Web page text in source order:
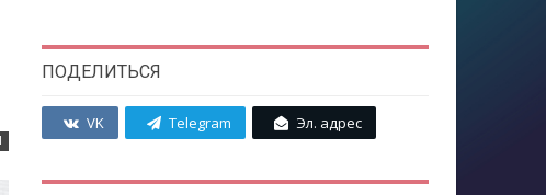
ПОДЕЛИТЬСЯ
VK Telegram Эл. адрес